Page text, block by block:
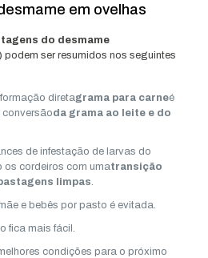
em ovelhas
do desmame
podem ser resumidos nos seguintes
diretagrama para carneé
conversãoda grama ao leite e do
de infestação de larvas do
cordeiros com umatransição
limpas
e bebês por pasto é evitada.
fica mais fácil.
condições para o próximo